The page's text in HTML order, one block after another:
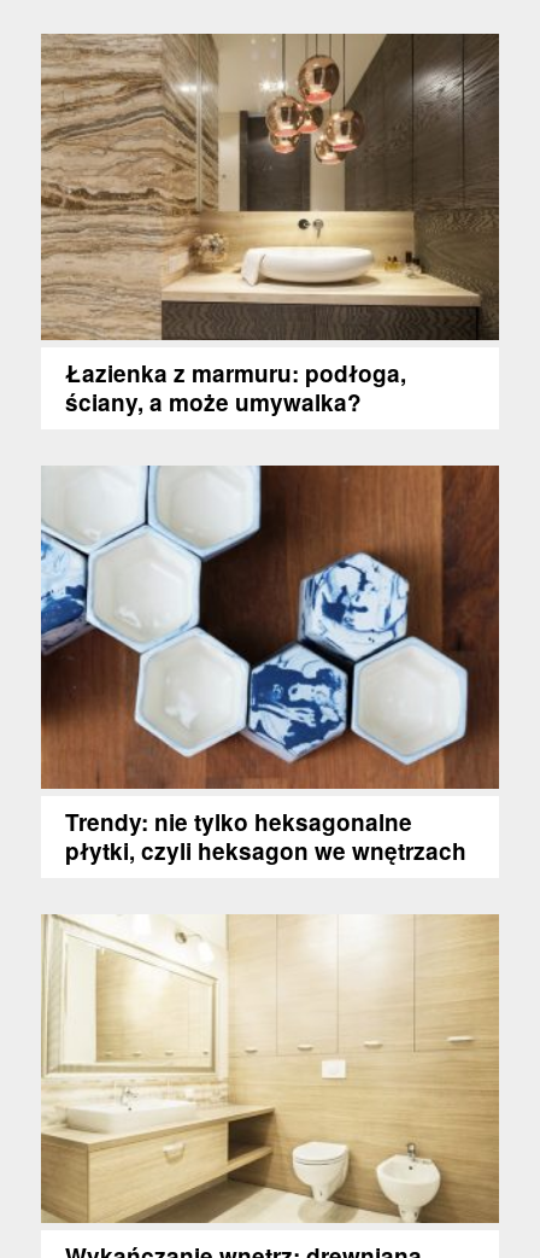
Łazienka z marmuru: podłoga,
ściany, a może umywalka?
Trendy: nie tylko heksagonalne
płytki, czyli heksagon we wnętrzach